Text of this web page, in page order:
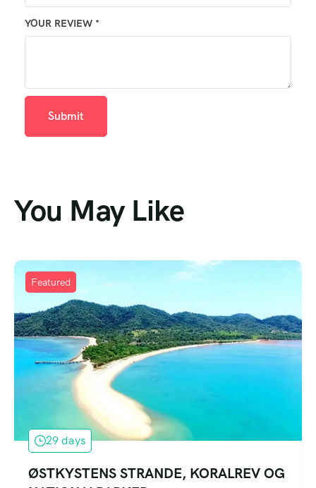
YOUR REVIEW *
You May Like
Featured
29 days
ØSTKYSTENS STRANDE, KORALREV OG